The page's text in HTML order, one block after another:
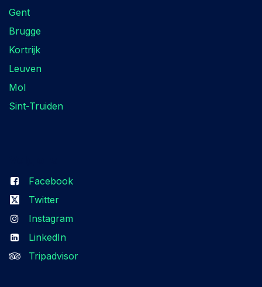
Gent
Brugge
Kortrijk
Leuven
Mol
Sint-Truiden
Facebook
Twitter
Instagram
LinkedIn
Tripadvisor